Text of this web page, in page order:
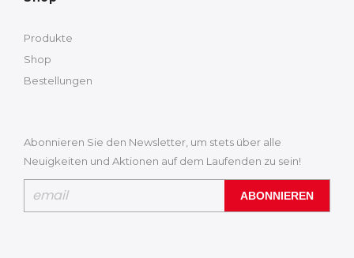
Produkte
Shop
Bestellungen
Abonnieren Sie den Newsletter, um stets über alle
Neuigkeiten und Aktionen auf dem Laufenden zu sein!